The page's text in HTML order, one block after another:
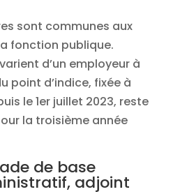
sont communes aux
fonction publique.
d’un employeur à
point d’indice, fixée à
le 1er juillet 2023, reste
la troisième année
de base
adjoint